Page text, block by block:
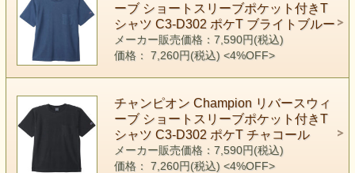
ーブ ショートスリーブポケット付きT
シャツ C3-D302 ポケT ブライトブルー
メーカー販売価格：7,590円(税込)
価格： 7,260円(税込) <4%OFF>
チャンピオン Champion リバースウィ
ーブ ショートスリーブポケット付きT
シャツ C3-D302 ポケT チャコール
メーカー販売価格：7,590円(税込)
価格： 7,260円(税込) <4%OFF>